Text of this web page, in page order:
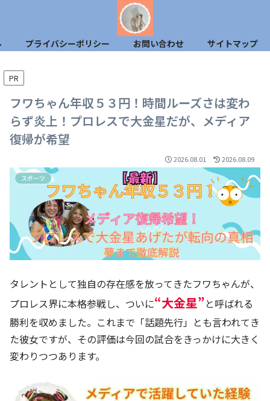
プライバシーポリシー お問い合わせ サイトマップ
PR
フワちゃん年収５３円！時間ルーズさは変わ
らず炎上！プロレスで大金星だが、メディア
復帰が希望
2026.08.01 2026.08.09
スポーツ
タレントとして独自の存在感を放ってきたフワちゃんが、
プロレス界に本格参戦し、ついに“大金星”と呼ばれる
勝利を収めました。これまで「話題先行」とも言われてき
た彼女ですが、その評価は今回の試合をきっかけに大きく
変わりつつあります。